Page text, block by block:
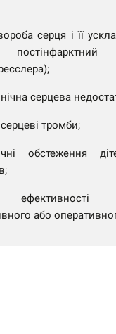
серця і її
постінфарктний
серцева
тромби;
обстеження
або